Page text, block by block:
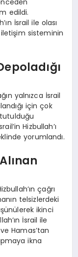
edildi.
İsrail ile olası
sisteminin
yalnızca İsrail
için çok
Hizbullah’ı
yorumlandı.
çağrı
telsizlerdeki
ikinci
İsrail ile
Hamas’tan
ikna